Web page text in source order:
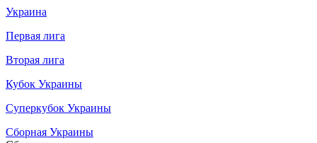
Украина
Первая лига
Вторая лига
Кубок Украины
Суперкубок Украины
Сборная Украины